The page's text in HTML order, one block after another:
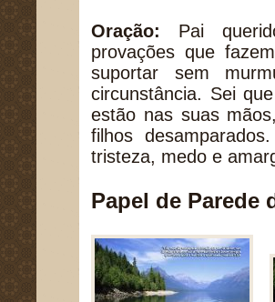
Oração: Pai
provações que
suportar sem
circunstância. Sei
estão nas suas
filhos
tristeza, medo e
Papel de Parede